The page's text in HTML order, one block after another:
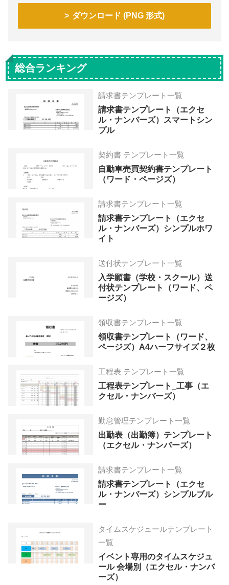
ダウンロード (PNG 形式)
総合ランキング
請求書テンプレート一覧
請求書テンプレート（エクセ
ル・ナンバーズ）スマートシン
プル
契約書 テンプレート一覧
自動車売買契約書テンプレート
（ワード・ページズ）
請求書テンプレート一覧
請求書テンプレート（エクセ
ル・ナンバーズ）シンプルホワ
イト
送付状テンプレート一覧
入学願書（学校・スクール）送
付状テンプレート（ワード、ペ
ージズ）
領収書テンプレート一覧
領収書テンプレート（ワード、
ページズ）A4ハーフサイズ２枚
工程表 テンプレート一覧
工程表テンプレート_工事（エ
クセル・ナンバーズ）
勤怠管理テンプレート一覧
出勤表（出勤簿）テンプレート
（エクセル・ナンバーズ）
請求書テンプレート一覧
請求書テンプレート（エクセ
ル・ナンバーズ）シンプルブル
ー
タイムスケジュールテンプレート
一覧
イベント専用のタイムスケジュ
ール 会場別（エクセル・ナンバ
ーズ）